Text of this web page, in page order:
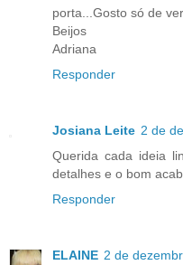
porta...Gosto só de
Beijos
Adriana
Responder
Josiana Leite 2 de
Querida cada ideia
detalhes e o bom
Responder
ELAINE 2 de